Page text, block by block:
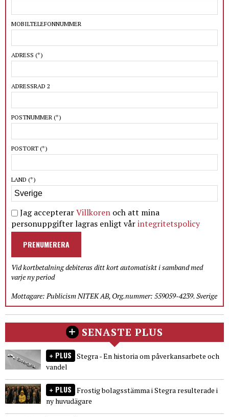
MOBILTELEFONNUMMER
ADRESS (*)
ADRESSRAD 2
POSTNUMMER (*)
POSTORT (*)
LAND (*)
Jag accepterarVillkoren och att mina
personuppgifter lagras enligt vårintegritetspolicy
PRENUMERERA
Vid kortbetalning debiteras ditt kort automatiskt i samband med
varje ny period
Mottagare: Publicism NITEK AB, Org.nummer: 559059-4239. Sverige
SENASTE PLUS
PLUS Stegra - En historia om påverkansarbete och
vandel
PLUS Frostig bolagsstämma i Stegra resulterade i
ny huvudägare